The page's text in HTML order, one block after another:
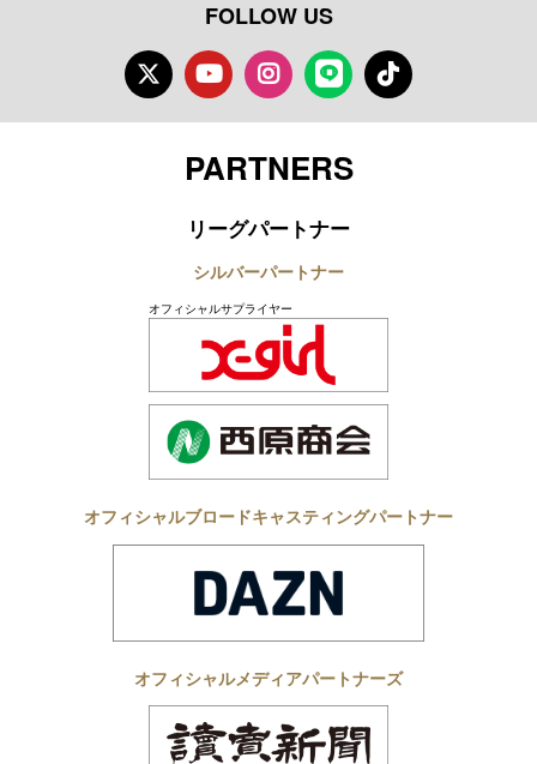
す。もちろんフォワードなので、それを引
FOLLOW US
TwitterYoutubeInstagram
LINE TikTok
PARTNERS
リーグパートナー
シルバーパートナー
オフィシャルサプライヤー
オフィシャルブロードキャスティングパートナー
オフィシャルメディアパートナーズ